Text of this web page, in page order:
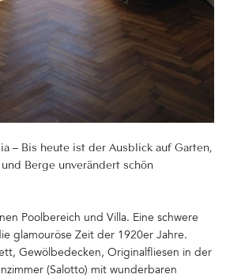
– Bis heute ist der Ausblick auf Garten,
Berge unverändert schön
Poolbereich und Villa. Eine schwere
glamouröse Zeit der 1920er Jahre.
Gewölbedecken, Originalfliesen in der
(Salotto) mit wunderbaren